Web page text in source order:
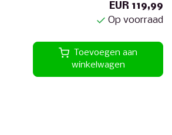
EUR 119,99
Op voorraad
Toevoegen aan
winkelwagen